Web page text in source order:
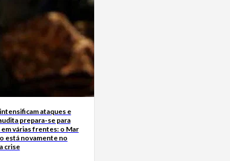
ataques e
prepara-se para
várias frentes: o Mar
está novamente no
crise